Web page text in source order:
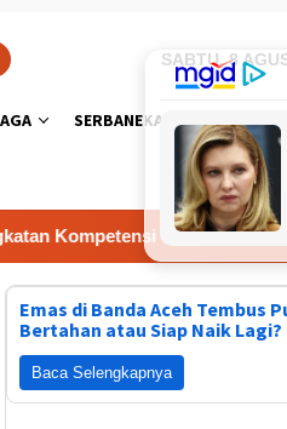
SABTU, 8
SERBANEKA FOTO
Kerja Konstruksi Melalui
Emas di Banda Aceh Tembus
Bertahan atau Siap Naik Lagi?
Baca Selengkapnya